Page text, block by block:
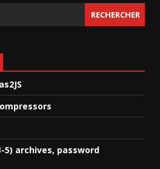
RECHERCHER
5) archives, password